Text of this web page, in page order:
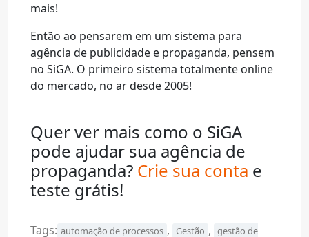
mais!
Então ao pensarem em um sistema para
agência de publicidade e propaganda, pensem
no SiGA. O primeiro sistema totalmente online
do mercado, no ar desde 2005!
Quer ver mais como o SiGA
pode ajudar sua agência de
propaganda? Crie sua conta e
teste grátis!
Tags: automação de processos , Gestão , gestão de